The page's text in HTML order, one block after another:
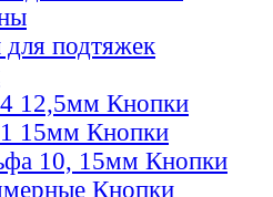
подтяжек
12,5мм Кнопки
15мм Кнопки
10, 15мм Кнопки
Кнопки